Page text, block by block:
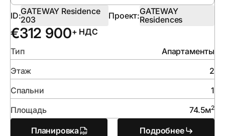
ID:GATEWAY Residence
203
Проект:GATEWAY
Residences
€312 900+ НДС
Тип
Апартаменты
Этаж
2
Спальни
1
Площадь
74.5м2
Планировка Подробнее